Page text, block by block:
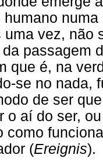
humano
uma vez, não
passagem
que é, na
se no nada,
de ser
o aí do ser,
como
(Ereignis).